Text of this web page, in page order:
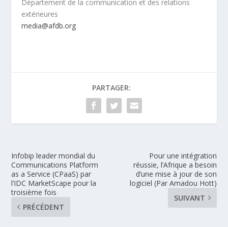
Département de la communication et des relations
extérieures​
media@afdb.org
PARTAGER:
Infobip leader mondial du
Communications Platform
as a Service (CPaaS) par
l’IDC MarketScape pour la
troisième fois
PRÉCÉDENT
Pour une intégration
réussie, l’Afrique a besoin
d’une mise à jour de son
logiciel (Par Amadou Hott)
SUIVANT